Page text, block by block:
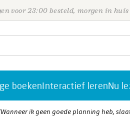
voor 23:00 besteld, morgen in huis
boekenInteractief lerenNu
ik geen goede planning heb,